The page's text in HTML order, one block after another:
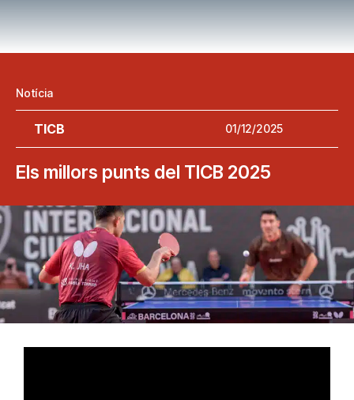
Notícia
TICB 01/12/2025
Els millors punts del TICB 2025